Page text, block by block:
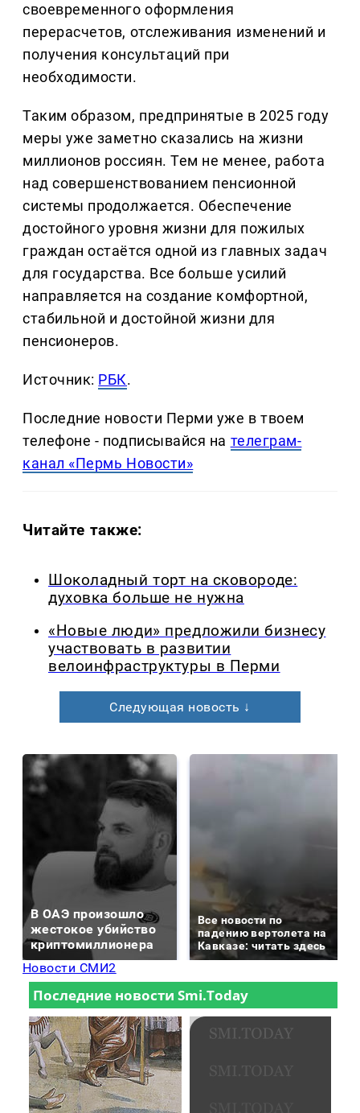
своевременного оформления
перерасчетов, отслеживания изменений и
получения консультаций при
необходимости.
Таким образом, предпринятые в 2025 году
меры уже заметно сказались на жизни
миллионов россиян. Тем не менее, работа
над совершенствованием пенсионной
системы продолжается. Обеспечение
достойного уровня жизни для пожилых
граждан остаётся одной из главных задач
для государства. Все больше усилий
направляется на создание комфортной,
стабильной и достойной жизни для
пенсионеров.
Источник: РБК.
Последние новости Перми уже в твоем
телефоне - подписывайся на телеграм-
канал «Пермь Новости»
Читайте также:
Шоколадный торт на сковороде:
духовка больше не нужна
«Новые люди» предложили бизнесу
участвовать в развитии
велоинфраструктуры в Перми
Следующая новость ↓
В ОАЭ произошло
жестокое убийство
криптомиллионера
Все новости по
падению вертолета на
Кавказе: читать здесь
Новости СМИ2